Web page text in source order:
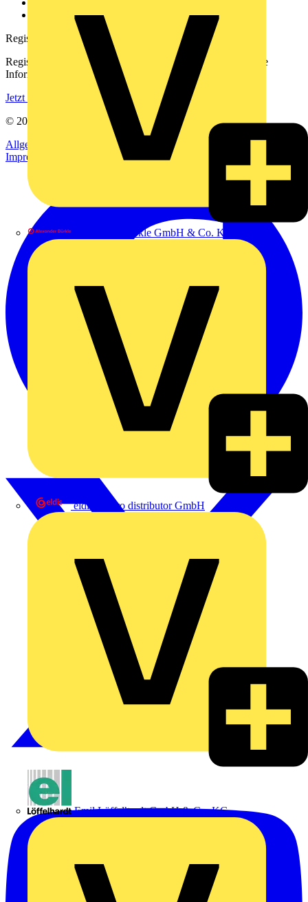
Alexander Bürkle GmbH & Co. KG
eldis electro distributor GmbH
Emil Löffelhardt GmbH & Co. KG
voltimum.com
Registrierung
Registrieren Sie sich kostenlos und erhalten Sie stets aktuelle
Informationen aus der Elektroindustrie.
Jetzt registrieren
© 2002-
Voltimum
Allgemeine Geschäftsbedingungen
Datenschutzerklärung
Impressum